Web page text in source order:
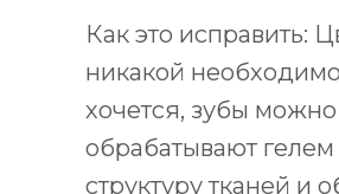
Как это исправить:
никакой
хочется, зубы
обрабатывают
структуру тканей и